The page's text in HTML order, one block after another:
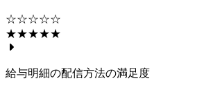
☆☆☆☆☆
★★★★★
給与明細の配信方法の満足度